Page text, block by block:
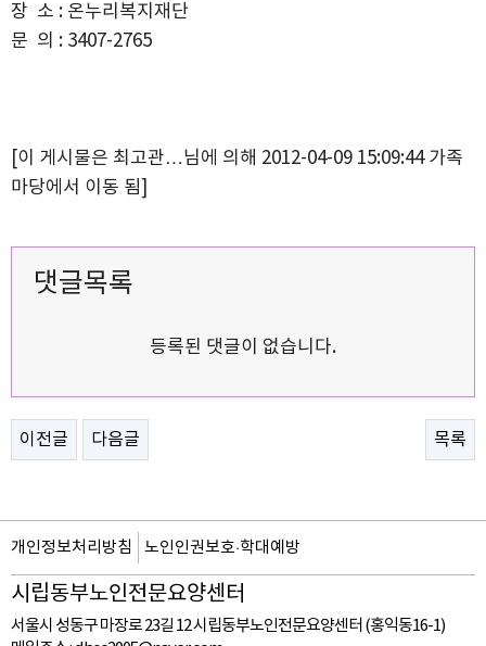
장 소 : 온누리복지재단
문 의 : 3407-2765
[이 게시물은 최고관…님에 의해 2012-04-09 15:09:44 가족
마당에서 이동 됨]
댓글목록
등록된 댓글이 없습니다.
이전글 다음글 목록
개인정보처리방침 노인인권보호·학대예방
시립동부노인전문요양센터
서울시 성동구 마장로 23길 12 시립동부노인전문요양센터 (홍익동16-1)